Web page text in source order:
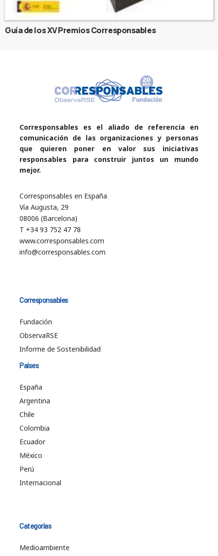
Guía de los XV Premios Corresponsables
Corresponsables es el aliado de referencia en
comunicación de las organizaciones y personas
que quieren poner en valor sus iniciativas
responsables para construir juntos un mundo
mejor.
Corresponsables en España
Vía Augusta, 29
08006 (Barcelona)
T +34 93 752 47 78
www.corresponsables.com
info@corresponsables.com
Corresponsables
Fundación
ObservaRSE
Informe de Sostenibilidad
Países
España
Argentina
Chile
Colombia
Ecuador
México
Perú
Internacional
Categorías
Medioambiente